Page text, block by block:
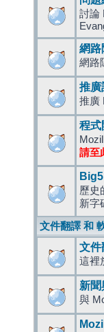
討論
網路
網路
推廣
推廣
程式
請至
歷史
新字
文件翻譯 和
文件
這裡
新聞
與